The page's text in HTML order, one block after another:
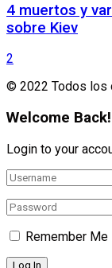
4 muertos y
sobre Kiev
2
© 2022 Todos los
Welcome Back!
Login to your
Remember Me